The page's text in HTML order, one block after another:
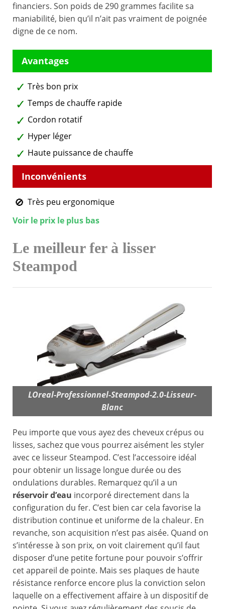
financiers. Son poids de 290 grammes facilite sa
maniabilité, bien qu’il n’ait pas vraiment de poignée
digne de ce nom.
Très bon prix
Temps de chauffe rapide
Cordon rotatif
Hyper léger
Haute puissance de chauffe
Très peu ergonomique
Voir le prix le plus bas
Le meilleur fer à lisser
Steampod
LOreal-Professionnel-Steampod-2.0-Lisseur-
Blanc
Peu importe que vous ayez des cheveux crépus ou
lisses, sachez que vous pourrez aisément les styler
avec ce lisseur Steampod. C’est l’accessoire idéal
pour obtenir un lissage longue durée ou des
ondulations durables. Remarquez qu’il a un
réservoir d’eau incorporé directement dans la
configuration du fer. C’est bien car cela favorise la
distribution continue et uniforme de la chaleur. En
revanche, son acquisition n’est pas aisée. Quand on
s’intéresse à son prix, on voit clairement qu’il faut
disposer d’une petite fortune pour pouvoir s’offrir
cet appareil de pointe. Mais ses plaques de haute
résistance renforce encore plus la conviction selon
laquelle on a effectivement affaire à un dispositif de